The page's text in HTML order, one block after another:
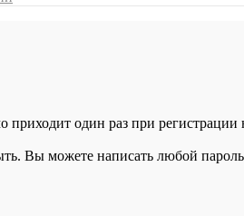
один раз при регистрации
Вы можете написать любой